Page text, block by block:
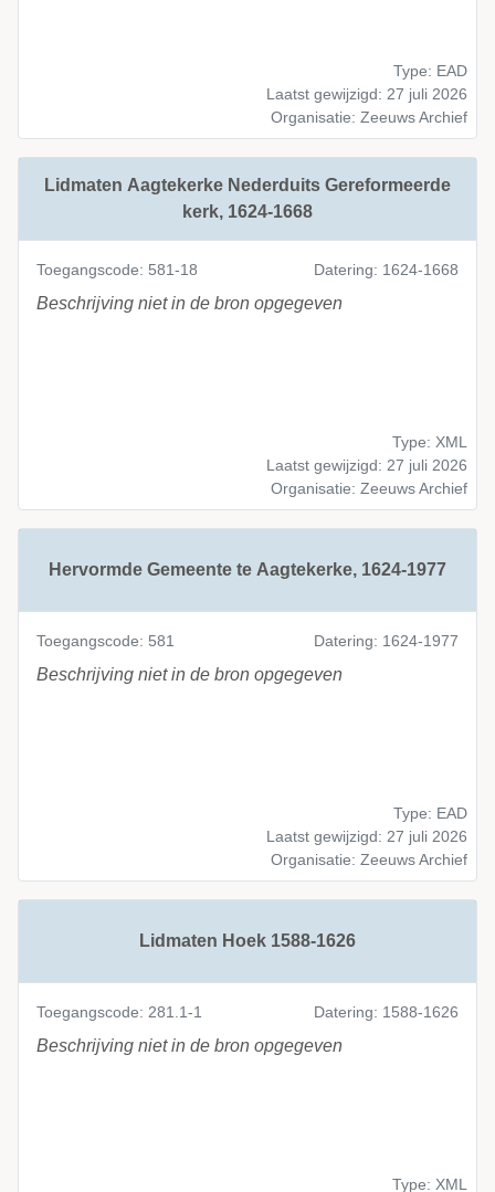
Type: EAD
Laatst gewijzigd: 27 juli 2026
Organisatie: Zeeuws Archief
Lidmaten Aagtekerke Nederduits Gereformeerde
kerk, 1624-1668
Toegangscode: 581-18 Datering: 1624-1668
Beschrijving niet in de bron opgegeven
Type: XML
Laatst gewijzigd: 27 juli 2026
Organisatie: Zeeuws Archief
Hervormde Gemeente te Aagtekerke, 1624-1977
Toegangscode: 581 Datering: 1624-1977
Beschrijving niet in de bron opgegeven
Type: EAD
Laatst gewijzigd: 27 juli 2026
Organisatie: Zeeuws Archief
Lidmaten Hoek 1588-1626
Toegangscode: 281.1-1 Datering: 1588-1626
Beschrijving niet in de bron opgegeven
Type: XML